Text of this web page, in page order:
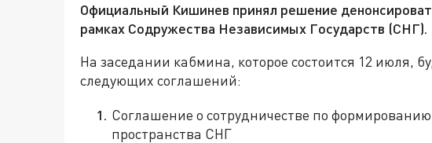
Официальный Кишинев принял решение
рамках Содружества Независимых Государств (СНГ).
На заседании кабмина, которое состоится 12 июля,
следующих соглашений:
Соглашение о сотрудничестве по
пространства СНГ